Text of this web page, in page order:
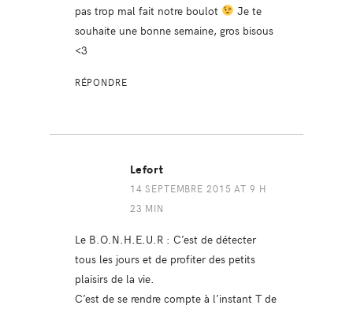
pas trop mal fait notre boulot
Je te
souhaite une bonne semaine, gros bisous
<3
RÉPONDRE
Lefort
14 SEPTEMBRE 2015 AT 9 H
23 MIN
Le B.O.N.H.E.U.R : C’est de détecter
tous les jours et de profiter des petits
plaisirs de la vie.
C’est de se rendre compte à l’instant T de